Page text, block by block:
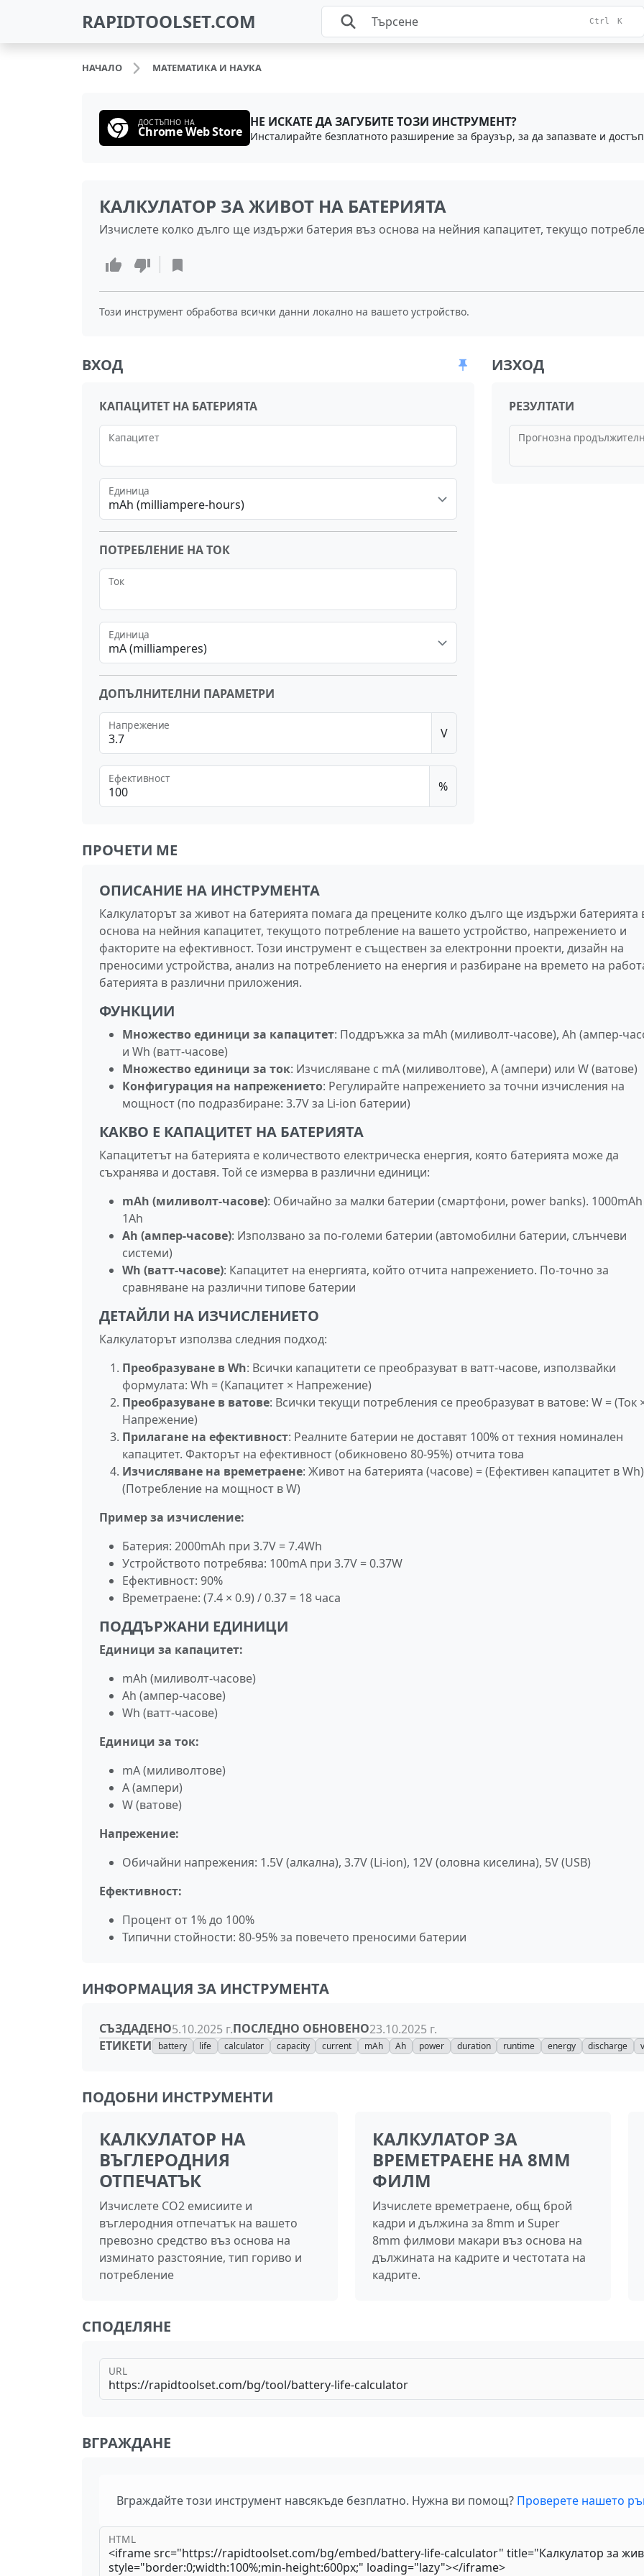
RAPIDTOOLSET.COM Ctrl K
НАЧАЛО МАТЕМАТИКА И НАУКА
ДОСТЪПНО НА
Chrome Web Store
НЕ ИСКАТЕ ДА ЗАГУБИТЕ ТОЗИ ИНСТРУМЕНТ?
КАЛКУЛАТОР ЗА ЖИВОТ НА БАТЕРИЯТА
Изчислете колко дълго ще издържи батерия въз основа на нейния капацитет, текущо
Този инструмент обработва всички данни локално на вашето устройство.
ВХОД
КАПАЦИТЕТ НА БАТЕРИЯТА
Капацитет
mAh (milliampere-hours)
Единица
ПОТРЕБЛЕНИЕ НА ТОК
Ток
mA (milliamperes)
Единица
ДОПЪЛНИТЕЛНИ ПАРАМЕТРИ
Напрежение
V
Ефективност
%
ИЗХОД
РЕЗУЛТАТИ
Прогнозна
ПРОЧЕТИ МЕ
ОПИСАНИЕ НА ИНСТРУМЕНТА
Калкулаторът за живот на батерията помага да преценитe колко дълго ще издържи батерията
основа на нейния капацитет, текущото потребление на вашето устройство, напрежението и
факторите на ефективност. Този инструмент е съществен за електронни проекти, дизайн на
преносими устройства, анализ на потреблението на енергия и разбиране на времето на
батерията в различни приложения.
ФУНКЦИИ
Множество единици за капацитет: Поддръжка за mAh (миливолт-часове), Ah (ампер-
и Wh (ватт-часове)
Множество единици за ток: Изчисляване с mA (миливолтове), A (ампери) или W (ватове)
Конфигурация на напрежението: Регулирайте напрежението за точни изчисления на
мощност (по подразбиране: 3.7V за Li-ion батерии)
КАКВО Е КАПАЦИТЕТ НА БАТЕРИЯТА
Капацитетът на батерията е количеството електрическа енергия, която батерията може да
съхранява и доставя. Той се измерва в различни единици:
mAh (миливолт-часове): Обичайно за малки батерии (смартфони, power banks).
1Ah
Ah (ампер-часове): Използвано за по-големи батерии (автомобилни батерии, слънчеви
системи)
Wh (ватт-часове): Капацитет на енергията, който отчита напрежението. По-точно за
сравняване на различни типове батерии
ДЕТАЙЛИ НА ИЗЧИСЛЕНИЕТО
Калкулаторът използва следния подход:
Преобразуване в Wh: Всички капацитети се преобразуват в ватт-часове, използвайки
формулата: Wh = (Капацитет × Напрежение)
Преобразуване в ватове: Всички текущи потребления се преобразуват в ватове: W = (Ток
Напрежение)
Прилагане на ефективност: Реалните батерии не доставят 100% от техния номинален
капацитет. Факторът на ефективност (обикновено 80-95%) отчита това
Изчисляване на времетраене: Живот на батерията (часове) = (Ефективен капацитет в
(Потребление на мощност в W)
Пример за изчисление:
Батерия: 2000mAh при 3.7V = 7.4Wh
Устройството потребява: 100mA при 3.7V = 0.37W
Ефективност: 90%
Времетраене: (7.4 × 0.9) / 0.37 = 18 часа
ПОДДЪРЖАНИ ЕДИНИЦИ
Единици за капацитет:
mAh (миливолт-часове)
Ah (ампер-часове)
Wh (ватт-часове)
Единици за ток:
mA (миливолтове)
A (ампери)
W (ватове)
Напрежение:
Обичайни напрежения: 1.5V (алкална), 3.7V (Li-ion), 12V (оловна киселина), 5V (USB)
Ефективност:
Процент от 1% до 100%
Типични стойности: 80-95% за повечето преносими батерии
ИНФОРМАЦИЯ ЗА ИНСТРУМЕНТА
СЪЗДАДЕНО5.10.2025 г.ПОСЛЕДНО ОБНОВЕНО23.10.2025 г.
ЕТИКЕТИ
battery life calculator capacity current mAh Ah power duration runtime energy discharge
ПОДОБНИ ИНСТРУМЕНТИ
КАЛКУЛАТОР НА
ВЪГЛЕРОДНИЯ
ОТПЕЧАТЪК
Изчислете CO2 емисиите и
въглеродния отпечатък на вашето
превозно средство въз основа на
изминато разстояние, тип гориво и
потребление
КАЛКУЛАТОР ЗА
ВРЕМЕТРАЕНЕ НА 8MM
ФИЛМ
Изчислете времетраене, общ брой
кадри и дължина за 8mm и Super
8mm филмови макари въз основа на
дължината на кадрите и честотата на
кадрите.
СПОДЕЛЯНЕ
URL
ВГРАЖДАНЕ
Вграждайте този инструмент навсякъде безплатно. Нужна ви помощ? Проверете нашето
HTML